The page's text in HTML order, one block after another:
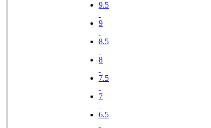
9.5
9
8.5
8
7.5
7
6.5